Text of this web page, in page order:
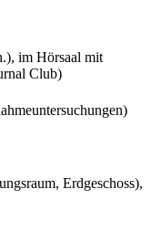
im Hörsaal mit
Club)
Erdgeschoss),